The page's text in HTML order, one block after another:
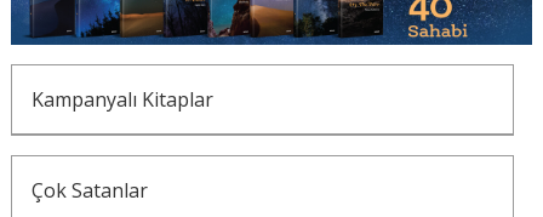
Kampanyalı Kitaplar
Çok Satanlar